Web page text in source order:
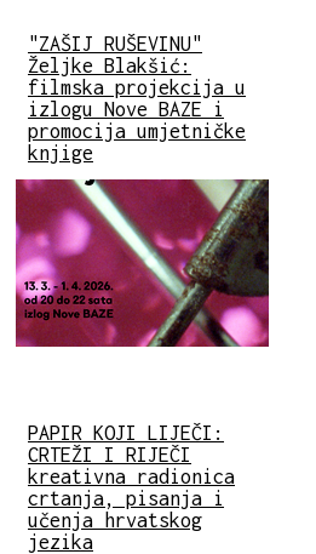
"ZAŠIJ RUŠEVINU"
Željke Blakšić:
filmska projekcija u
izlogu Nove BAZE i
promocija umjetničke
knjige
PAPIR KOJI LIJEČI:
CRTEŽI I RIJEČI
kreativna radionica
crtanja, pisanja i
učenja hrvatskog
jezika